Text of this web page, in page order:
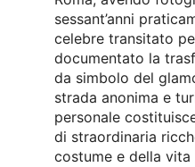
sessant’anni
celebre transitato
documentato la
da simbolo del
strada anonima e
personale
di straordinaria
costume e della vita